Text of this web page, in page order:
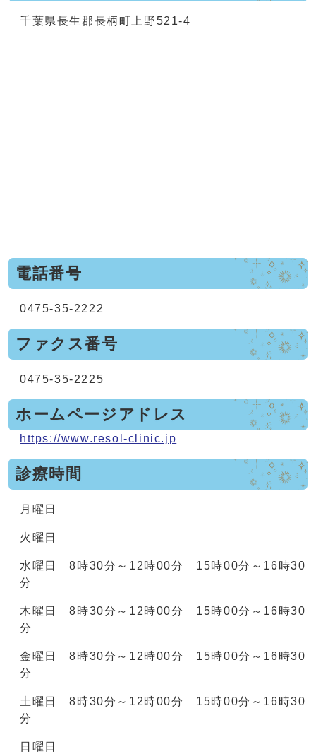
千葉県長生郡長柄町上野521-4
電話番号
0475-35-2222
ファクス番号
0475-35-2225
ホームページアドレス
https://www.resol-clinic.jp
診療時間
月曜日
火曜日
水曜日 8時30分～12時00分 15時00分～16時30
分
木曜日 8時30分～12時00分 15時00分～16時30
分
金曜日 8時30分～12時00分 15時00分～16時30
分
土曜日 8時30分～12時00分 15時00分～16時30
分
日曜日